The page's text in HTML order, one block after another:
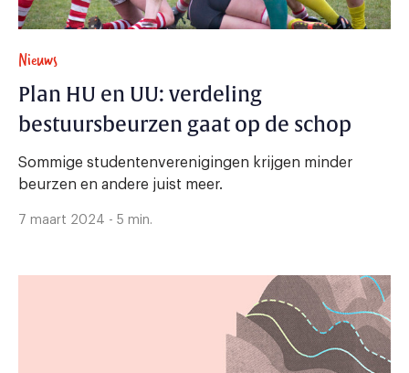
Nieuws
Plan HU en UU: verdeling
bestuursbeurzen gaat op de schop
Sommige studentenverenigingen krijgen minder
beurzen en andere juist meer.
7 maart 2024 - 5 min.